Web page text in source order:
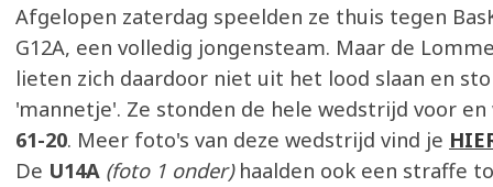
Afgelopen zaterdag speelden ze thuis tegen
G12A, een volledig jongensteam. Maar de
lieten zich daardoor niet uit het lood slaan en
'mannetje'. Ze stonden de hele wedstrijd voor
61-20. Meer foto's van deze wedstrijd vind je
De U14A (foto 1 onder)haalden ook een straffe